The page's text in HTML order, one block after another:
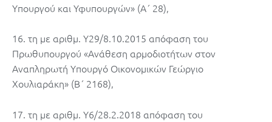
Υπουργού και Υφυπουργών» (Α΄ 28),
16. τη με αριθμ. Υ29/8.10.2015 απόφαση του
Πρωθυπουργού «Ανάθεση αρμοδιοτήτων στον
Αναπληρωτή Υπουργό Οικονομικών Γεώργιο
Χουλιαράκη» (Β΄ 2168),
17. τη με αριθμ. Υ6/28.2.2018 απόφαση του